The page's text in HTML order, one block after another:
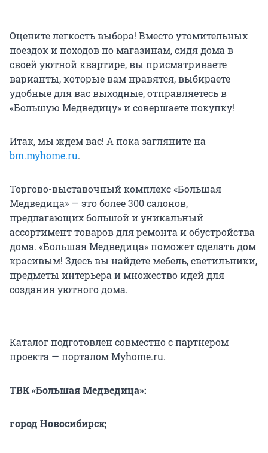
Оцените легкость выбора! Вместо утомительных
поездок и походов по магазинам, сидя дома в
своей уютной квартире, вы присматриваете
варианты, которые вам нравятся, выбираете
удобные для вас выходные, отправляетесь в
«Большую Медведицу» и совершаете покупку!
Итак, мы ждем вас! А пока загляните на
bm.myhome.ru.
Торгово-выставочный комплекс «Большая
Медведица» — это более 300 салонов,
предлагающих большой и уникальный
ассортимент товаров для ремонта и обустройства
дома. «Большая Медведица» поможет сделать дом
красивым! Здесь вы найдете мебель, светильники,
предметы интерьера и множество идей для
создания уютного дома.
Каталог подготовлен совместно с партнером
проекта — порталом Myhome.ru.
ТВК «Большая Медведица»:
город Новосибирск;